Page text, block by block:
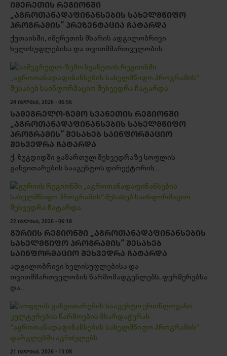
ᲘᲛᲔᲠᲔᲗᲘᲡ ᲠᲔᲒᲘᲝᲜᲨᲘ
„ᲐᲒᲠᲝᲗᲐᲜᲐᲓᲐᲤᲘᲜᲐᲜᲡᲔᲑᲘᲡ ᲡᲐᲮᲔᲚᲛᲬᲘᲤᲝ
ᲞᲠᲝᲒᲠᲐᲛᲘᲡ“ ᲞᲠᲔᲖᲔᲜᲢᲐᲪᲘᲐ ᲩᲐᲢᲐᲠᲓᲐ
ქუთაისში, იმერეთის მხარის ადგილობრივი
ხელისუფლებისა და თვითმმართველობის...
24 ᲘᲕᲚᲘᲡᲘ, 2026 - 06:56
ᲡᲐᲛᲔᲒᲠᲔᲚᲝ-ᲖᲔᲛᲝ ᲡᲕᲐᲜᲔᲗᲘᲡ ᲠᲔᲒᲘᲝᲜᲨᲘ
„ᲐᲒᲠᲝᲗᲐᲜᲐᲓᲐᲤᲘᲜᲐᲜᲡᲔᲑᲘᲡ ᲡᲐᲮᲔᲚᲛᲬᲘᲤᲝ
ᲞᲠᲝᲒᲠᲐᲛᲘᲡ“ ᲨᲔᲡᲐᲮᲔᲑ ᲡᲐᲘᲜᲤᲝᲠᲛᲐᲪᲘᲝ
ᲨᲔᲮᲕᲔᲓᲠᲐ ᲩᲐᲢᲐᲠᲓᲐ
ქ. ზუგდიდში გამართულ შეხვედრაზე სოფლის
განვითარების სააგენტოს დირექტორის...
22 ᲘᲕᲚᲘᲡᲘ, 2026 - 06:18
ᲒᲣᲠᲘᲘᲡ ᲠᲔᲒᲘᲝᲜᲨᲘ „ᲐᲒᲠᲝᲗᲐᲜᲐᲓᲐᲤᲘᲜᲐᲜᲡᲔᲑᲘᲡ
ᲡᲐᲮᲔᲚᲛᲬᲘᲤᲝ ᲞᲠᲝᲒᲠᲐᲛᲘᲡ“ ᲨᲔᲡᲐᲮᲔᲑ
ᲡᲐᲘᲜᲤᲝᲠᲛᲐᲪᲘᲝ ᲨᲔᲮᲕᲔᲓᲠᲐ ᲩᲐᲢᲐᲠᲓᲐ
ადგილობრივი ხელისუფლებისა და
თვითმმართველობის წარმომადგენლებს, ფერმერებსა
და...
21 ᲘᲕᲚᲘᲡᲘ, 2026 - 13:08